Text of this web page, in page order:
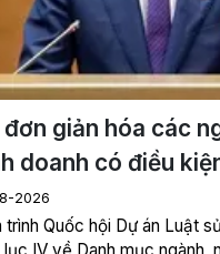
giản hóa các
doanh có điều
2026
trình Quốc hội Dự án Luật
IV về Danh mục ngành,